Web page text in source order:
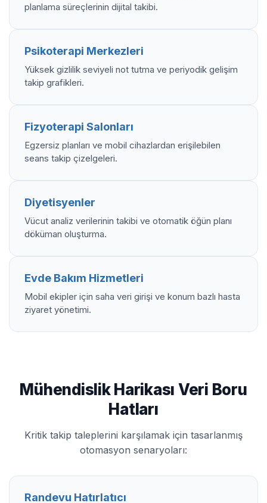
planlama süreçlerinin dijital takibi.
Psikoterapi Merkezleri
Yüksek gizlilik seviyeli not tutma ve periyodik gelişim
takip grafikleri.
Fizyoterapi Salonları
Egzersiz planları ve mobil cihazlardan erişilebilen
seans takip çizelgeleri.
Diyetisyenler
Vücut analiz verilerinin takibi ve otomatik öğün planı
döküman oluşturma.
Evde Bakım Hizmetleri
Mobil ekipler için saha veri girişi ve konum bazlı hasta
ziyaret yönetimi.
Mühendislik Harikası Veri Boru
Hatları
Kritik takip taleplerini karşılamak için tasarlanmış
otomasyon senaryoları:
Randevu Hatırlatıcı